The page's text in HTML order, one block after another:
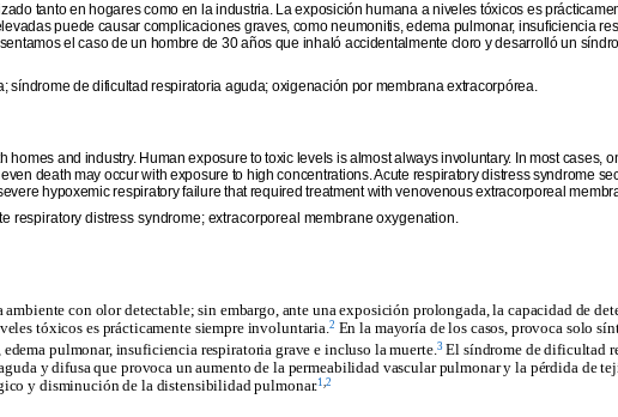
tanto en hogares como en la industria. La exposición humana a niveles tóxicos es
puede causar complicaciones graves, como neumonitis, edema pulmonar, insuficiencia
el caso de un hombre de 30 años que inhaló accidentalmente cloro y desarrolló un
síndrome de dificultad respiratoria aguda; oxigenación por membrana extracorpórea.
and industry. Human exposure to toxic levels is almost always involuntary. In most
death may occur with exposure to high concentrations. Acute respiratory distress syndrome
hypoxemic respiratory failure that required treatment with venovenous extracorporeal
respiratory distress syndrome; extracorporeal membrane oxygenation.
con olor detectable; sin embargo, ante una exposición prolongada, la capacidad de
tóxicos es prácticamente siempre involuntaria.2 En la mayoría de los casos, provoca solo sí
pulmonar, insuficiencia respiratoria grave e incluso la muerte.3 El síndrome de dificultad
y difusa que provoca un aumento de la permeabilidad vascular pulmonar y la pérdida de
y disminución de la distensibilidad pulmonar.1,2